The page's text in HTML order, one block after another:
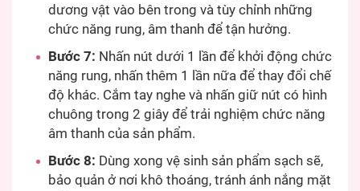
dương vật vào bên trong và tùy chỉnh những
chức năng rung, âm thanh để tận hưởng.
Bước 7: Nhấn nút dưới 1 lần để khởi động chức
năng rung, nhấn thêm 1 lần nữa để thay đổi chế
độ khác. Cắm tay nghe và nhấn giữ nút có hình
chuông trong 2 giây để trải nghiệm chức năng
âm thanh của sản phẩm.
Bước 8: Dùng xong vệ sinh sản phẩm sạch sẽ,
bảo quản ở nơi khô thoáng, tránh ánh nắng mặt